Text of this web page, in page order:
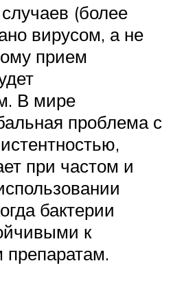
(более
вирусом, а не
прием
В мире
проблема с
при частом и
бактерии
к